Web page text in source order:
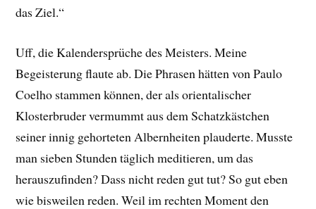
das Ziel.“
Uff, die Kalendersprüche des Meisters. Meine
Begeisterung flaute ab. Die Phrasen hätten von Paulo
Coelho stammen können, der als orientalischer
Klosterbruder vermummt aus dem Schatzkästchen
seiner innig gehorteten Albernheiten plauderte. Musste
man sieben Stunden täglich meditieren, um das
herauszufinden? Dass nicht reden gut tut? So gut eben
wie bisweilen reden. Weil im rechten Moment den